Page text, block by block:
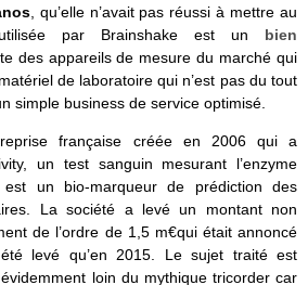
, qu’elle n’avait pas réussi à mettre au
par Brainshake est un bien
des appareils de mesure du marché qui
de laboratoire qui n’est pas du tout
simple business de service optimisé.
française créée en 2006 qui a
un test sanguin mesurant l’enzyme
est un bio-marqueur de prédiction des
La société a levé un montant non
de l’ordre de 1,5 m€qui était annoncé
levé qu’en 2015. Le sujet traité est
loin du mythique tricorder car